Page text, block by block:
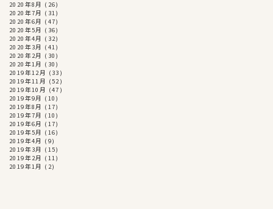
2020年8月 (26)
2020年7月 (31)
2020年6月 (47)
2020年5月 (36)
2020年4月 (32)
2020年3月 (41)
2020年2月 (30)
2020年1月 (30)
2019年12月 (33)
2019年11月 (52)
2019年10月 (47)
2019年9月 (10)
2019年8月 (17)
2019年7月 (10)
2019年6月 (17)
2019年5月 (16)
2019年4月 (9)
2019年3月 (15)
2019年2月 (11)
2019年1月 (2)